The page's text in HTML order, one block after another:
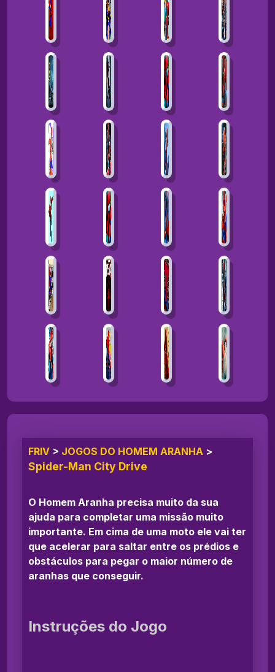
FRIV > JOGOS DO HOMEM ARANHA >
Spider-Man City Drive
O Homem Aranha precisa muito da sua
ajuda para completar uma missão muito
importante. Em cima de uma moto ele vai ter
que acelerar para saltar entre os prédios e
obstáculos para pegar o maior número de
aranhas que conseguir.
Instruções do Jogo